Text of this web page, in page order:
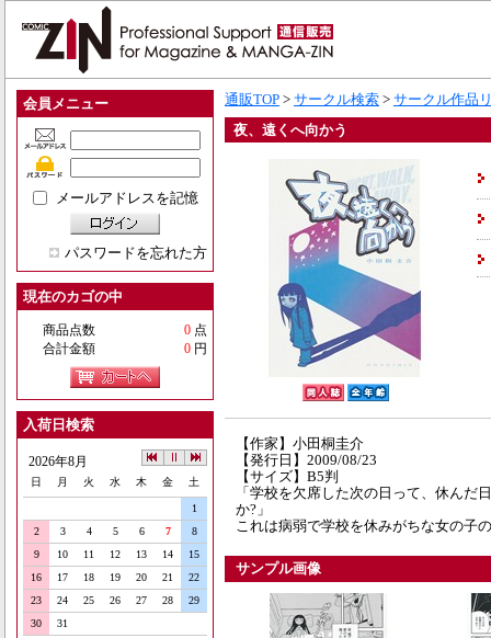
会員メニュー
メールアドレスを記憶
パスワードを忘れた方
現在のカゴの中
商品点数 0 点
合計金額
0 円
入荷日検索
2026年8月
日 月 火 水 木 金 土
1
2
3 4 5 6 7
8
9
10 11 12 13 14
15
16
17 18 19 20 21
22
23
24 25 26 27 28
29
30
31
通販TOP > サークル検索 > サークル作品
夜、遠くへ向かう
【作家】小田桐圭介
【発行日】2009/08/23
【サイズ】B5判
「学校を欠席した次の日って、休んだ
か?」
これは病弱で学校を休みがちな女の子
サンプル画像